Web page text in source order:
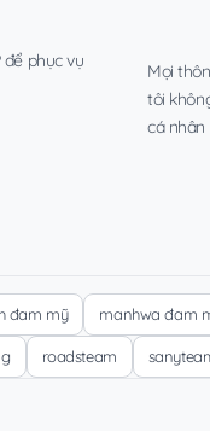
phục vụ
Mọi
tôi
cá nhân
đam mỹ manhwa đam
roadsteam